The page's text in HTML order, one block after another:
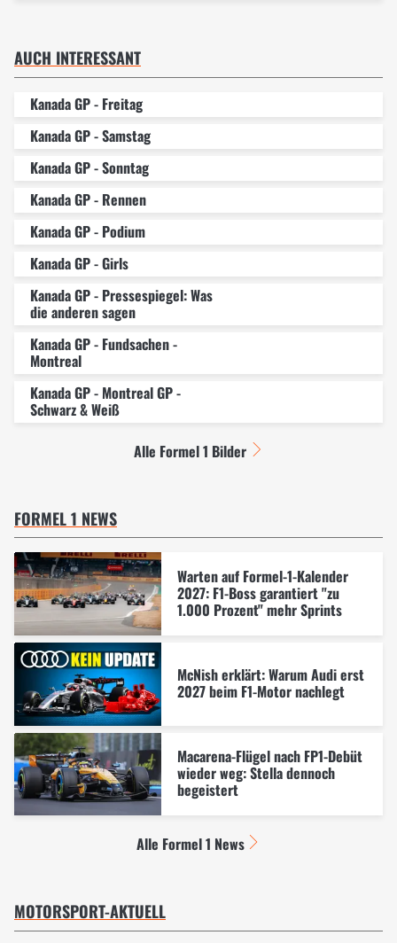
AUCH INTERESSANT
Kanada GP - Freitag
Kanada GP - Samstag
Kanada GP - Sonntag
Kanada GP - Rennen
Kanada GP - Podium
Kanada GP - Girls
Kanada GP - Pressespiegel: Was
die anderen sagen
Kanada GP - Fundsachen -
Montreal
Kanada GP - Montreal GP -
Schwarz & Weiß
Alle Formel 1 Bilder
FORMEL 1 NEWS
Warten auf Formel-1-Kalender
2027: F1-Boss garantiert "zu
1.000 Prozent" mehr Sprints
McNish erklärt: Warum Audi erst
2027 beim F1-Motor nachlegt
Macarena-Flügel nach FP1-Debüt
wieder weg: Stella dennoch
begeistert
Alle Formel 1 News
MOTORSPORT-AKTUELL